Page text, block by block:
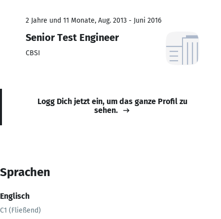
2 Jahre und 11 Monate, Aug. 2013 - Juni 2016
Senior Test Engineer
CBSI
Logg Dich jetzt ein, um das ganze Profil zu
sehen.
Sprachen
Englisch
C1 (Fließend)